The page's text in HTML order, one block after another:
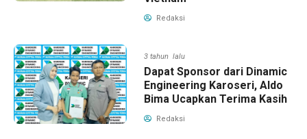
Redaksi
3 tahun lalu
Dapat Sponsor dari Dinamic
Engineering Karoseri, Aldo
Bima Ucapkan Terima Kasih
Redaksi